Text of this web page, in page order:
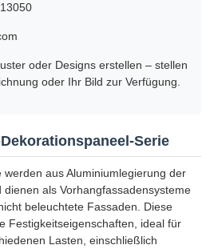
oder Designs erstellen – stellen
oder Ihr Bild zur Verfügung.
Serie
werden aus Aluminiumlegierung der
als Vorhangfassadensysteme
beleuchtete Fassaden. Diese
Festigkeitseigenschaften, ideal für
Lasten, einschließlich